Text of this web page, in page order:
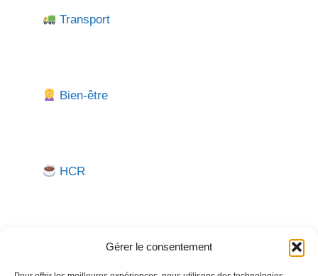
Gérer le consentement
Transport
Bien-être
HCR